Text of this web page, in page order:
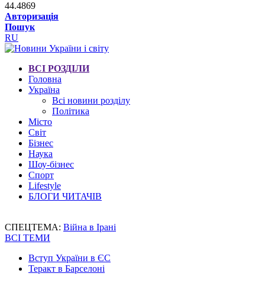
44.4869
Авторизація
Пошук
RU
ВСІ РОЗДІЛИ
Головна
Україна
Всі новини розділу
Політика
Місто
Світ
Бізнес
Наука
Шоу-бізнес
Спорт
Lifestyle
БЛОГИ ЧИТАЧІВ
СПЕЦТЕМА: Війна в Ірані
ВСІ ТЕМИ
Вступ України в ЄС
Теракт в Барселоні